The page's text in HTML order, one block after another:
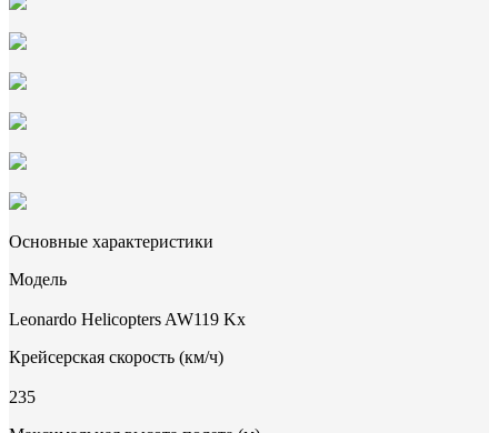
Основные характеристики
Модель
Leonardo Helicopters AW119 Kx
Крейсерская скорость (км/ч)
235